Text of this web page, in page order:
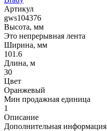
Артикул
gws104376
Высота, мм
Это непрерывная лента
Ширина, мм
101.6
Длина, м
30
Цвет
Оранжевый
Мин продажная единица
1
Описание
Дополнительная информация